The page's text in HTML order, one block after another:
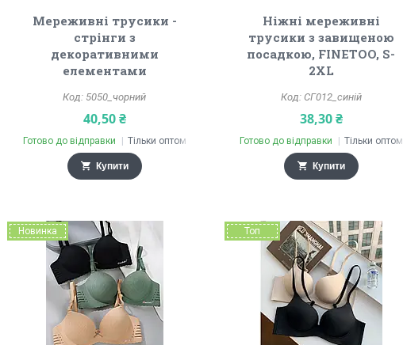
Мереживні трусики -
стрінги з
декоративними
елементами
5050_чорний
40,50 ₴
Готово до відправки Тільки оптом
Купити
Ніжні мереживні
трусики з завищеною
посадкою, FINETOO, S-
2XL
СГ012_синій
38,30 ₴
Готово до відправки Тільки оптом
Купити
Новинка Топ